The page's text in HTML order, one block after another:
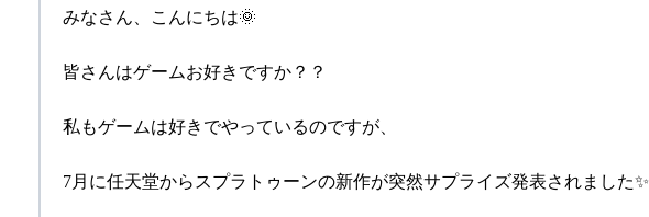
みなさん、こんにちは🌞
皆さんはゲームお好きですか？？
私もゲームは好きでやっているのですが、
7月に任天堂からスプラトゥーンの新作が突然サプライズ発表されました✨